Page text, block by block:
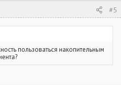
#5
пользоваться накопительным